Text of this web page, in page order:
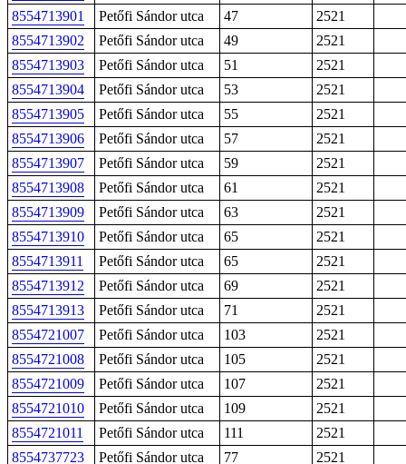
8554713901
Petőfi Sándor utca 47
2521
8554713902
Petőfi Sándor utca 49
2521
8554713903
Petőfi Sándor utca 51
2521
8554713904
Petőfi Sándor utca 53
2521
8554713905
Petőfi Sándor utca 55
2521
8554713906
Petőfi Sándor utca 57
2521
8554713907
Petőfi Sándor utca 59
2521
8554713908
Petőfi Sándor utca 61
2521
8554713909
Petőfi Sándor utca 63
2521
8554713910
Petőfi Sándor utca 65
2521
8554713911
Petőfi Sándor utca 65
2521
8554713912
Petőfi Sándor utca 69
2521
8554713913
Petőfi Sándor utca 71
2521
8554721007
Petőfi Sándor utca 103
2521
8554721008
Petőfi Sándor utca 105
2521
8554721009
Petőfi Sándor utca 107
2521
8554721010
Petőfi Sándor utca 109
2521
8554721011
Petőfi Sándor utca 111
2521
8554737723
Petőfi Sándor utca 77
2521